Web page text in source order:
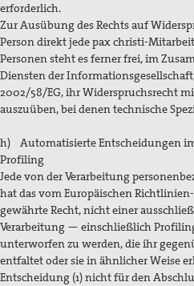
erforderlich.
Zur Ausübung des Rechts auf
Person direkt jede pax christi-
Personen steht es ferner frei, im
Diensten der
2002/58/EG, ihr Widerspruchsrecht
auszuüben, bei denen technische
h) Automatisierte Entscheidungen
Profiling
Jede von der Verarbeitung
hat das vom Europäischen
gewährte Recht, nicht einer
Verarbeitung — einschließlich
unterworfen zu werden, die ihr
entfaltet oder sie in ähnlicher Weise
Entscheidung (1) nicht für den